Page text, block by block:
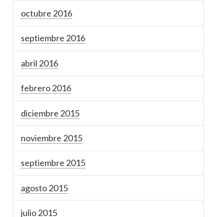
octubre 2016
septiembre 2016
abril 2016
febrero 2016
diciembre 2015
noviembre 2015
septiembre 2015
agosto 2015
julio 2015